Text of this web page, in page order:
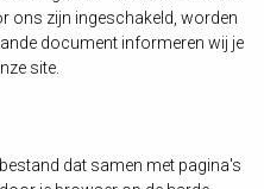
ons zijn ingeschakeld, worden
document informeren wij je
site.
dat samen met pagina's